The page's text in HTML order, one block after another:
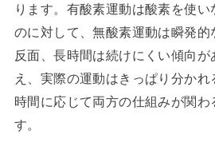
ります。有酸素運動は酸素を使
のに対して、無酸素運動は瞬発
反面、長時間は続けにくい傾向
え、実際の運動はきっぱり分か
時間に応じて両方の仕組みが関わ
す。